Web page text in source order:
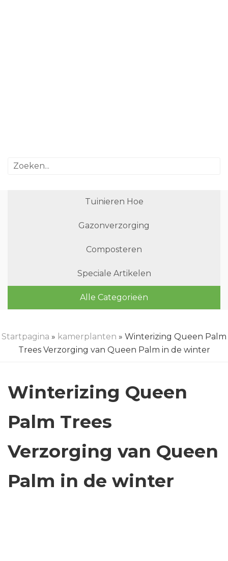
Tuinieren Hoe
Gazonverzorging
Composteren
Speciale Artikelen
Alle Categorieën
Startpagina » kamerplanten » Winterizing Queen Palm
Trees Verzorging van Queen Palm in de winter
Winterizing Queen
Palm Trees
Verzorging van Queen
Palm in de winter